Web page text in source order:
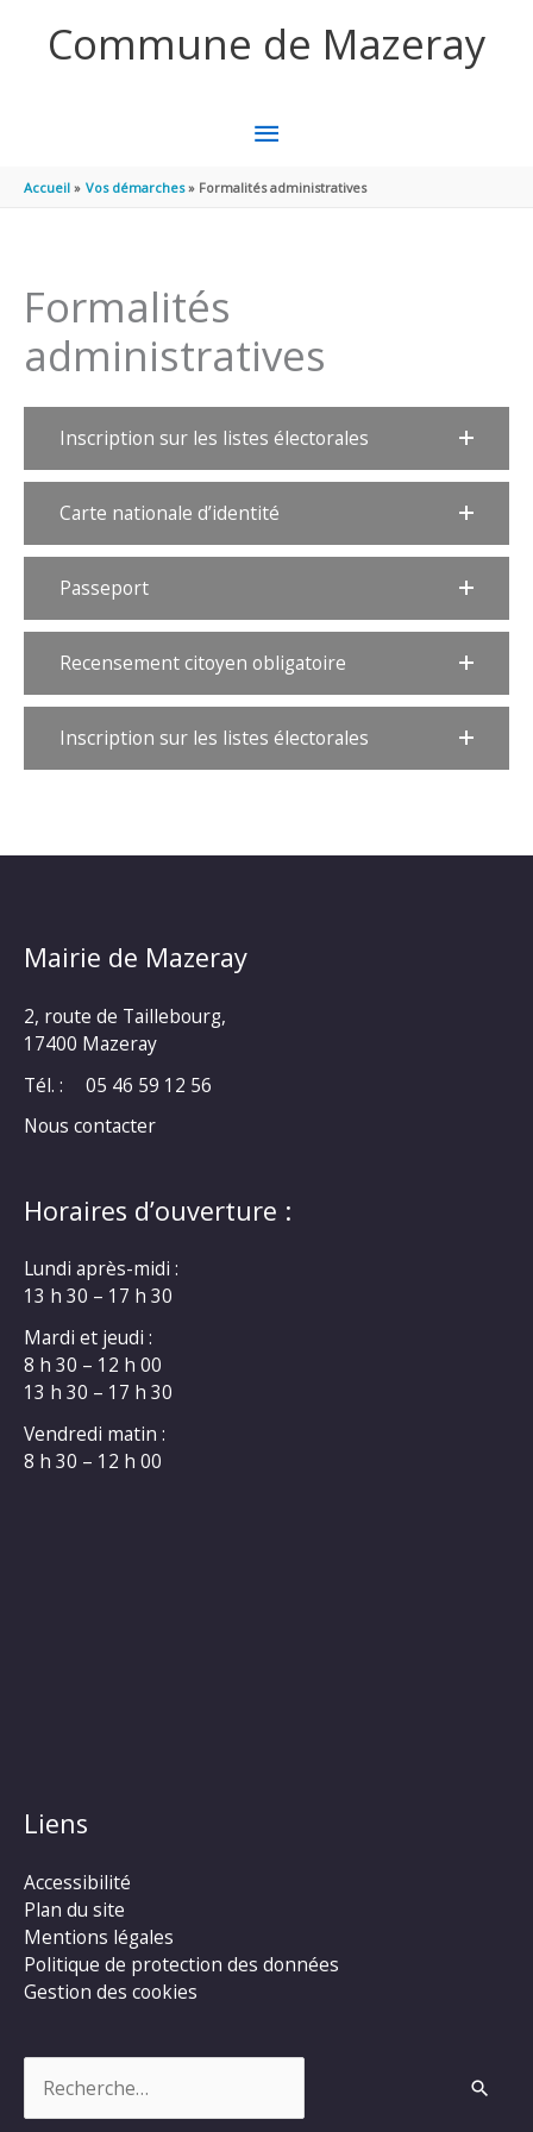
Commune de Mazeray
MENU
PRINCIPAL
Accueil Vos démarches Formalités administratives
Formalités
administratives
Inscription sur les listes électorales
Carte nationale d’identité
Passeport
Recensement citoyen obligatoire
Inscription sur les listes électorales
Mairie de Mazeray
2, route de Taillebourg,
17400 Mazeray
Tél. :
05 46 59 12 56
Nous contacter
Horaires d’ouverture :
Lundi après-midi :
13 h 30 – 17 h 30
Mardi et jeudi :
8 h 30 – 12 h 00
13 h 30 – 17 h 30
Vendredi matin :
8 h 30 – 12 h 00
Liens
Accessibilité
Plan du site
Mentions légales
Politique de protection des données
Gestion des cookies